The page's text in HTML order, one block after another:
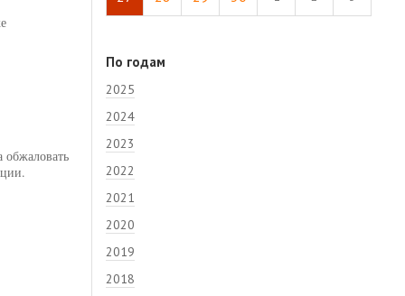
обжаловать
По годам
2025
2024
2023
2022
2021
2020
2019
2018